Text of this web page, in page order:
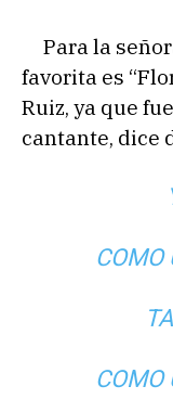
Para la
favorita es
Ruiz, ya que
cantante, dice
COMO
COMO